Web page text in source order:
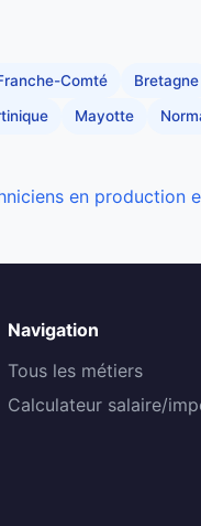
Comté Bretagne
Mayotte
en production
Navigation
Tous les métiers
Calculateur salaire/